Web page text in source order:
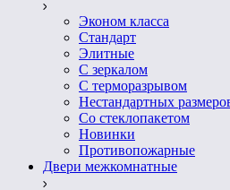
Эконом класса
Стандарт
Элитные
С зеркалом
С терморазрывом
Нестандартных
Со стеклопакетом
Новинки
Противопожарные
Двери межкомнатные